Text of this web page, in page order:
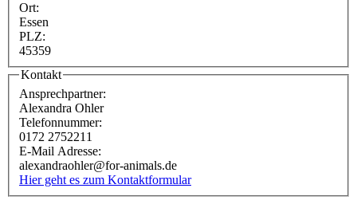
Ort:
Essen
PLZ:
45359
Kontakt
Ansprechpartner:
Alexandra Ohler
Telefonnummer:
0172 2752211
E-Mail Adresse:
alexandraohler@for-animals.de
Hier geht es zum Kontaktformular